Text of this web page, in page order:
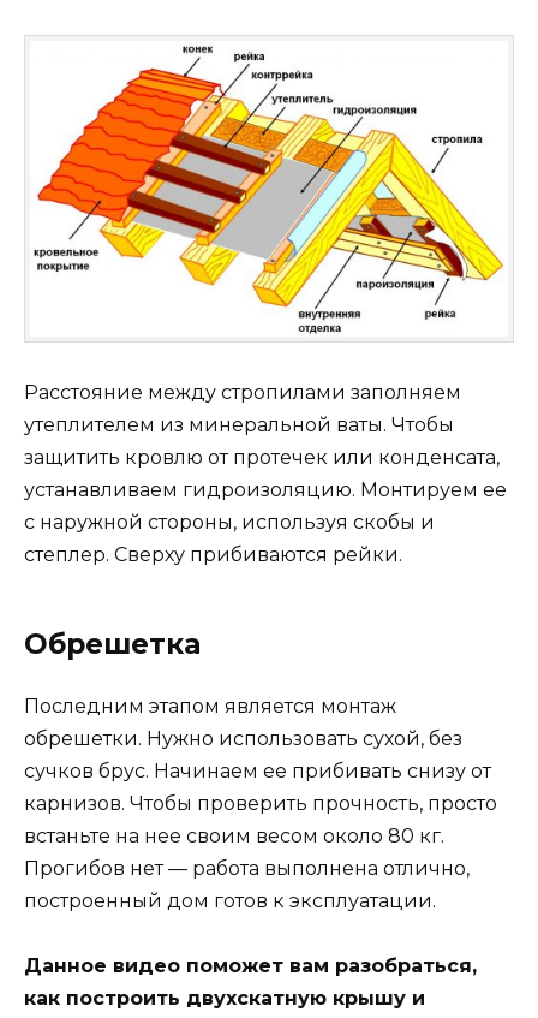
Расстояние между стропилами заполняем
утеплителем из минеральной ваты. Чтобы
защитить кровлю от протечек или конденсата,
устанавливаем гидроизоляцию. Монтируем ее
с наружной стороны, используя скобы и
степлер. Сверху прибиваются рейки.
Обрешетка
Последним этапом является монтаж
обрешетки. Нужно использовать сухой, без
сучков брус. Начинаем ее прибивать снизу от
карнизов. Чтобы проверить прочность, просто
встаньте на нее своим весом около 80 кг.
Прогибов нет — работа выполнена отлично,
построенный дом готов к эксплуатации.
Данное видео поможет вам разобраться,
как построить двухскатную крышу и